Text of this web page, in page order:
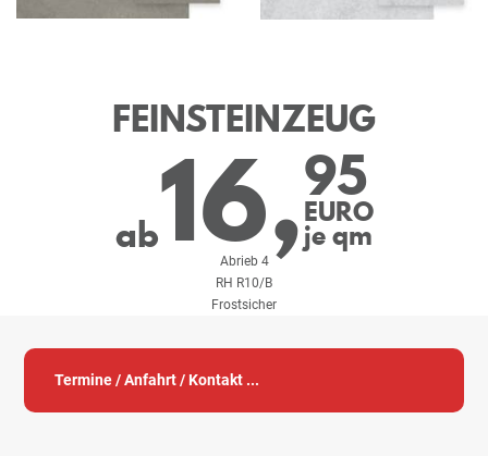
FEINSTEINZEUG
ab16,95
EURO
je qm
Abrieb 4
RH R10/B
Frostsicher
Termine / Anfahrt / Kontakt ...